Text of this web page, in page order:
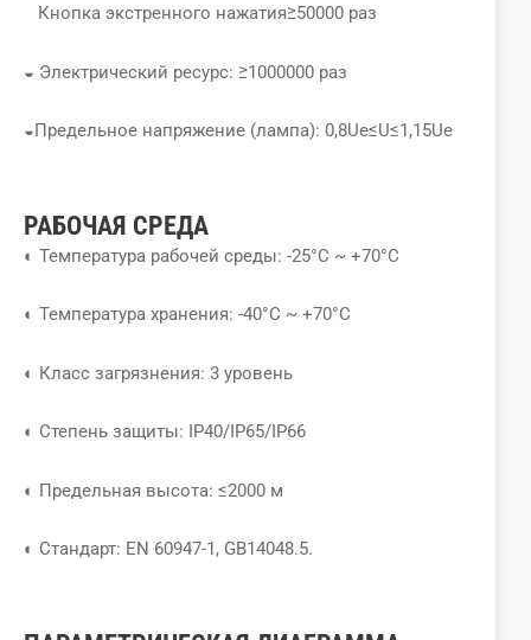
Кнопка экстренного нажатия≥50000 раз
◒ Электрический ресурс: ≥1000000 раз
◒Предельное напряжение (лампа): 0,8Ue≤U≤1,15Ue
РАБОЧАЯ СРЕДА
◐ Температура рабочей среды: -25°C ~ +70°C
◐ Температура хранения: -40°C ~ +70°C
◐ Класс загрязнения: 3 уровень
◐ Степень защиты: IP40/IP65/IP66
◐ Предельная высота: ≤2000 м
◐ Стандарт: EN 60947-1, GB14048.5.